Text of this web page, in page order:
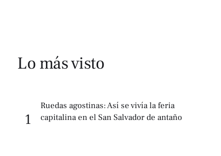
Lo más visto
1
Ruedas agostinas: Así se vivía la feria
capitalina en el San Salvador de antaño